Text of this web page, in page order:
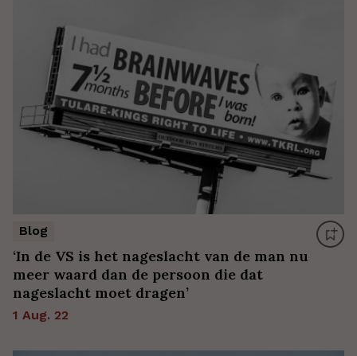
Blog
‘In de VS is het nageslacht van de man nu
meer waard dan de persoon die dat
nageslacht moet dragen’
1 Aug. 22